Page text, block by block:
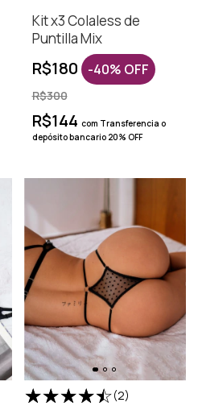
Kit x3 Colaless de
Puntilla Mix
R$180 -40% OFF
R$300
R$144 com Transferencia o
depósito bancario 20% OFF
(2)